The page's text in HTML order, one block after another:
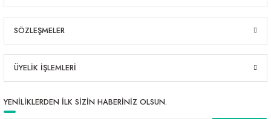
SÖZLEŞMELER
ÜYELİK İŞLEMLERİ
YENİLİKLERDEN İLK SİZİN HABERİNİZ OLSUN.